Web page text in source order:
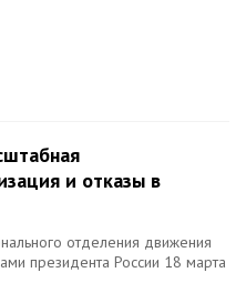
и отказы в
отделения движения
президента России 18 марта